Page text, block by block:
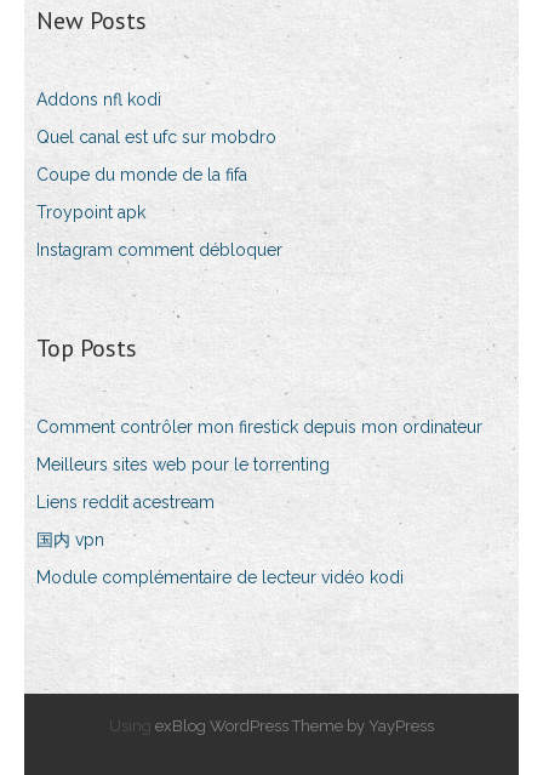
New Posts
Addons nfl kodi
Quel canal est ufc sur mobdro
Coupe du monde de la fifa
Troypoint apk
Instagram comment débloquer
Top Posts
Comment contrôler mon firestick depuis mon ordinateur
Meilleurs sites web pour le torrenting
Liens reddit acestream
国内 vpn
Module complémentaire de lecteur vidéo kodi
Using exBlog WordPress Theme by YayPress